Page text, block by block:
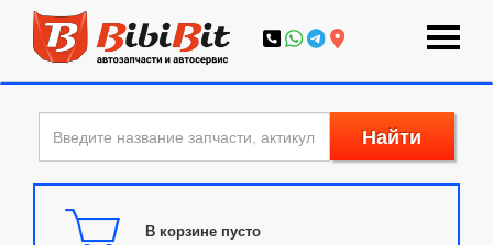
Найти
В корзине пусто